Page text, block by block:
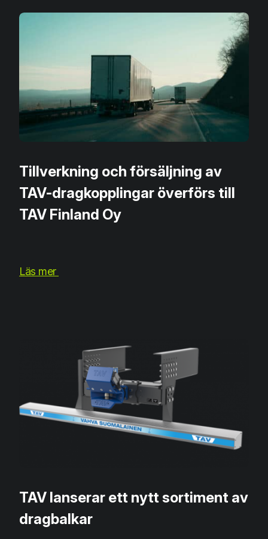
Tillverkning och försäljning av
TAV-dragkopplingar överförs till
TAV Finland Oy
Läs mer
TAV lanserar ett nytt sortiment av
dragbalkar